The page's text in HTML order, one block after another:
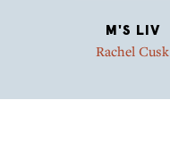
M'S LIV
Rachel Cusk